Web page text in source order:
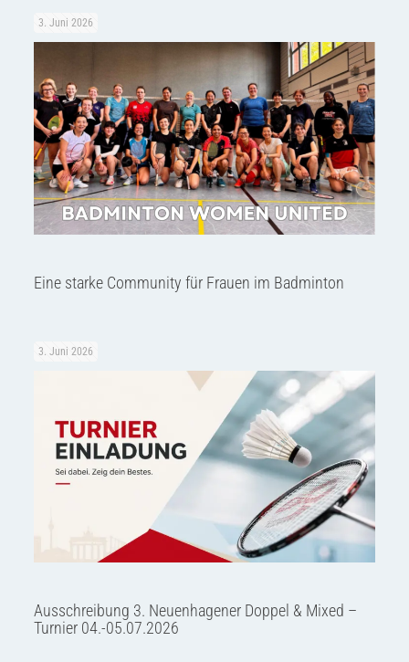
3. Juni 2026
Eine starke Community für Frauen im Badminton
3. Juni 2026
Ausschreibung 3. Neuenhagener Doppel & Mixed –
Turnier 04.-05.07.2026